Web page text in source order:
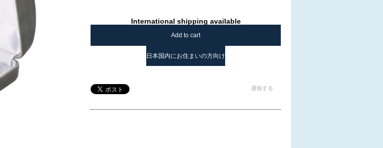
International shipping available
Add to cart
日本国内にお住まいの方向け
通報する